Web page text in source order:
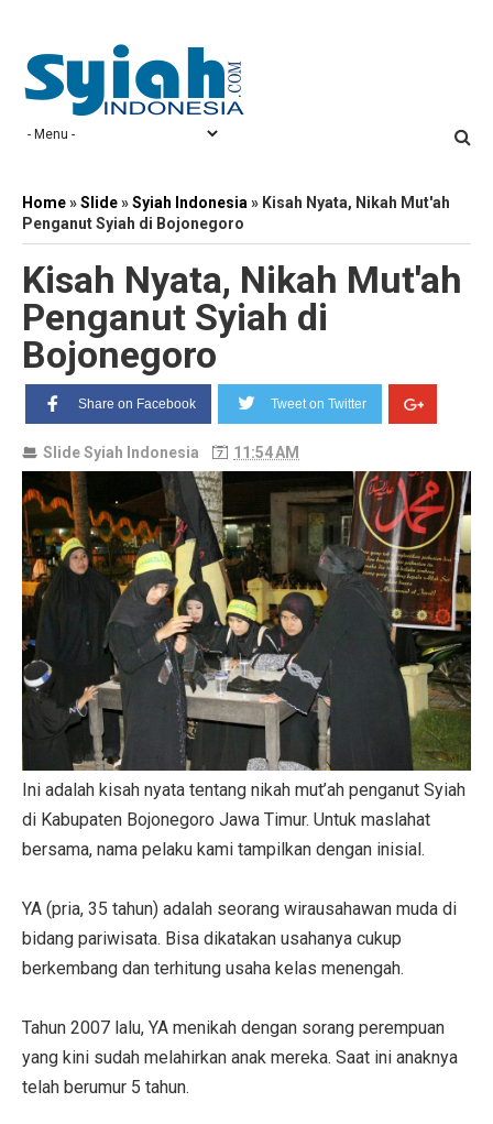
Home»Slide»Syiah Indonesia » Kisah Nyata, Nikah Mut'ah
Penganut Syiah di Bojonegoro
Kisah Nyata, Nikah Mut'ah
Penganut Syiah di
Bojonegoro
Share on Facebook Tweet on Twitter
SlideSyiah Indonesia 11:54 AM
Ini adalah kisah nyata tentang nikah mut’ah penganut Syiah
di Kabupaten Bojonegoro Jawa Timur. Untuk maslahat
bersama, nama pelaku kami tampilkan dengan inisial.
YA (pria, 35 tahun) adalah seorang wirausahawan muda di
bidang pariwisata. Bisa dikatakan usahanya cukup
berkembang dan terhitung usaha kelas menengah.
Tahun 2007 lalu, YA menikah dengan sorang perempuan
yang kini sudah melahirkan anak mereka. Saat ini anaknya
telah berumur 5 tahun.